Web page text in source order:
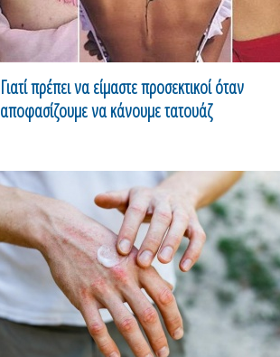
Γιατί πρέπει να είμαστε προσεκτικοί όταν
αποφασίζουμε να κάνουμε τατουάζ